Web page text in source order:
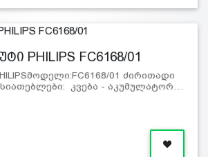
PHILIPS FC6168/01
01 ძირითადი
კვება - აკუმულატორ…